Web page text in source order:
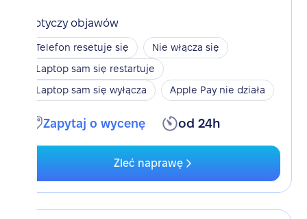
Dotyczy objawów
Telefon resetuje się
Nie włącza się
Laptop sam się restartuje
Laptop sam się wyłącza
Apple Pay nie działa
Zapytaj o wycenę od 24h
Zleć naprawę